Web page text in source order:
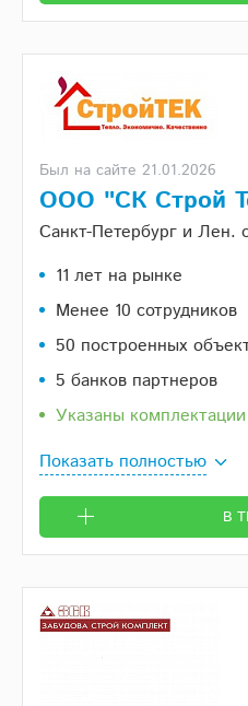
Был на сайте 21.01.2026
ООО "СК Строй
Санкт-Петербург и Лен.
11 лет на рынке
Менее 10 сотрудников
50 построенных
5 банков партнеров
Указаны комплектации
Показать полностью
В